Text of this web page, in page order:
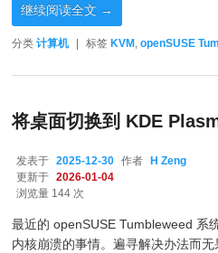
继续阅读全文 →
分类 计算机 标签 KVM ,openSUSE
将桌面切换到 KDE
发表于 2025-12-30 作者
H Zeng
更新于
2026-01-04
浏览量 144 次
最近的 openSUSE Tumbleweed 系
内核崩溃的事情。遍寻解决办法而